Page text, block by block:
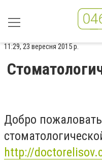
11:29, 23 вересня 2015 р.
Добро
http://